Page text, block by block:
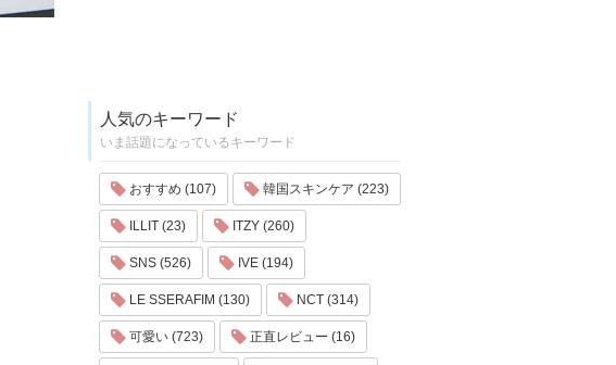
人気のキーワード
いま話題になっているキーワード
おすすめ (107) 韓国スキンケア (223)
ILLIT (23) ITZY (260)
SNS (526) IVE (194)
LE SSERAFIM (130) NCT (314)
可愛い (723) 正直レビュー (16)